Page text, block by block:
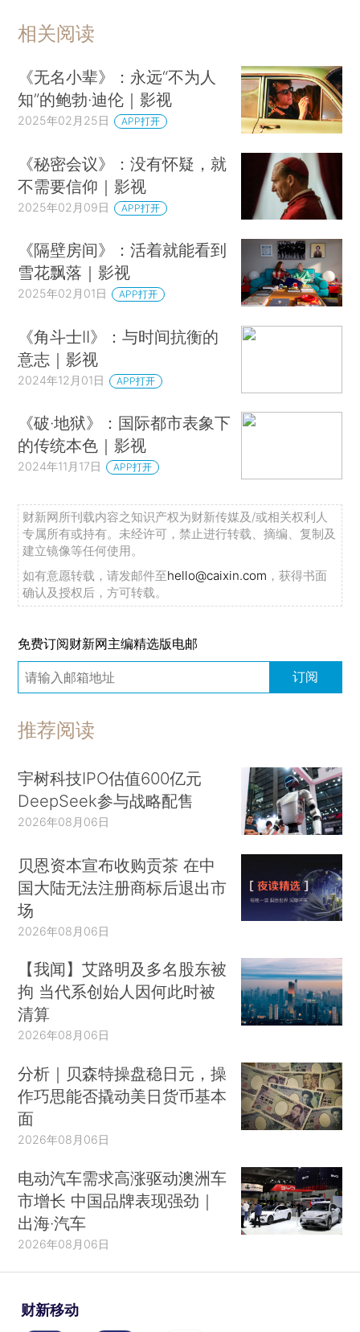
相关阅读
《无名小辈》：永远“不为人
知”的鲍勃·迪伦｜影视
2025年02月25日 APP打开
《秘密会议》：没有怀疑，就
不需要信仰｜影视
2025年02月09日 APP打开
《隔壁房间》：活着就能看到
雪花飘落｜影视
2025年02月01日 APP打开
《角斗士II》：与时间抗衡的
意志｜影视
2024年12月01日 APP打开
《破·地狱》：国际都市表象下
的传统本色｜影视
2024年11月17日 APP打开
财新网所刊载内容之知识产权为财新传媒及/或相关权利人
专属所有或持有。未经许可，禁止进行转载、摘编、复制及
建立镜像等任何使用。
如有意愿转载，请发邮件至hello@caixin.com ，获得书面
确认及授权后，方可转载。
免费订阅财新网主编精选版电邮
订阅
推荐阅读
宇树科技IPO估值600亿元
DeepSeek参与战略配售
2026年08月06日
贝恩资本宣布收购贡茶 在中
国大陆无法注册商标后退出市
场
2026年08月06日
【我闻】艾路明及多名股东被
拘 当代系创始人因何此时被
清算
2026年08月06日
分析｜贝森特操盘稳日元，操
作巧思能否撬动美日货币基本
面
2026年08月06日
电动汽车需求高涨驱动澳洲车
市增长 中国品牌表现强劲｜
出海·汽车
2026年08月06日
财新移动